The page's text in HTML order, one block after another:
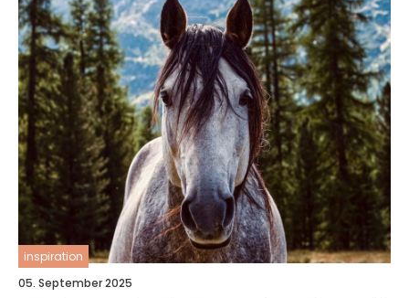
inspiration
05. September 2025